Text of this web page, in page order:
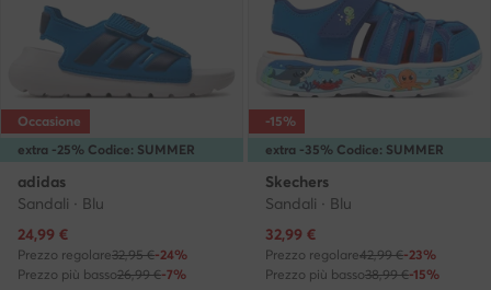
extra -25% Codice: SUMMER
Occasione
adidas
Sandali · Blu
Prezzo attuale
24,99 €
Prezzo regolare32,95 €-24%
Prezzo più basso26,99 €-7%
extra -35% Codice: SUMMER
-15%
Skechers
Sandali · Blu
Prezzo attuale
32,99 €
Prezzo regolare42,99 €-23%
Prezzo più basso38,99 €-15%